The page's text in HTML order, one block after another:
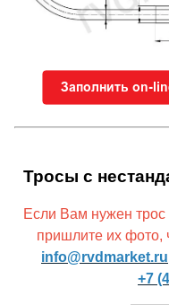
Тросы с
Если Вам нужен трос
пришлите их фото,
info@rvdmarket.ru
+7